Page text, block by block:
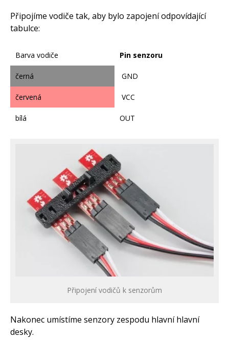
Připojíme vodiče tak, aby bylo zapojení odpovídající
tabulce:
Barva vodiče Pin senzoru
černá GND
červená VCC
bílá OUT
Připojení vodičů k senzorům
Nakonec umístíme senzory zespodu hlavní hlavní
desky.